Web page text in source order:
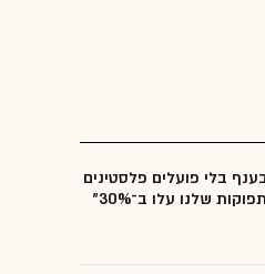
בלי פועלים פלסטינים
שלנו עלו ב־30%"